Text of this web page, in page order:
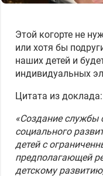
Этой когорте не
или хотя бы
наших детей и
индивидуальных
Цитата из доклада:
«Создание службы
социального
детей с
предполагающей
детскому